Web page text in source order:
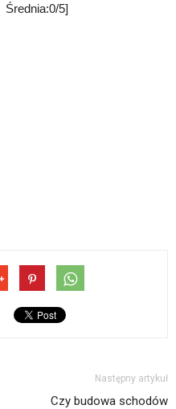
5]
Następny artykuł
Czy budowa schodów